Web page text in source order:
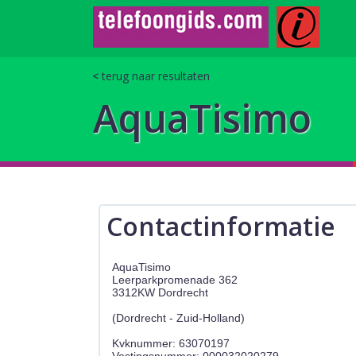
terug naar resultaten
AquaTisimo
Contactinformatie
AquaTisimo
Leerparkpromenade 362
3312KW Dordrecht
(Dordrecht - Zuid-Holland)
Kvknummer: 63070197